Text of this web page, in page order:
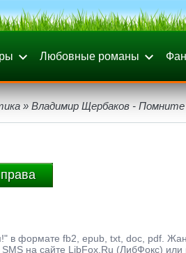
Любовные романы
» Владимир Щербаков -
в формате fb2, epub, txt, doc, pdf.
на сайте LibFox.Ru (ЛибФокс) или